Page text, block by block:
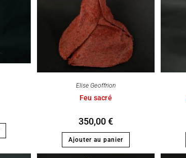
Elise Geoffrion
Feu sacré
350,00€
Ajouter au panier